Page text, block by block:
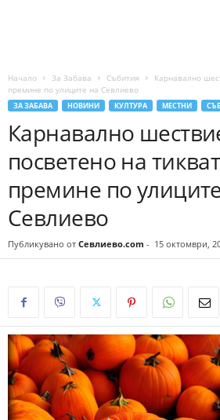
Начало За Забава Събития
Карнавално
премине по улиците на Севлиево
ЗА ЗАБАВА НОВИНИ КУЛТУРА МЕСТНИ
Карнавално
посветено на
премине по
Севлиево
Публикувано от Севлиево.com - 15 октомври,